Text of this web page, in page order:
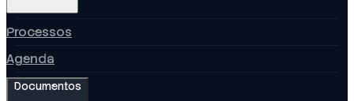
Processos
Agenda
Documentos